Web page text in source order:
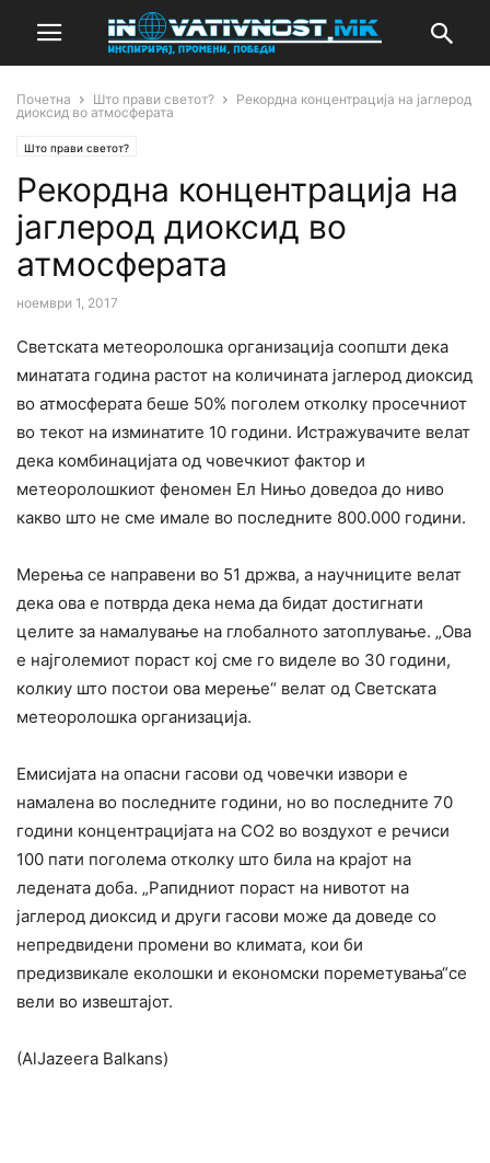
Почетна Што прави светот?
Рекордна концентрација на јаглерод
диоксид во атмосферата
Што прави светот?
Рекордна концентрација на
јаглерод диоксид во
атмосферата
ноември 1, 2017
Светската метеоролошка организација соопшти дека
минатата година растот на количината јаглерод диоксид
во атмосферата беше 50% поголем отколку просечниот
во текот на изминатите 10 години. Истражувачите велат
дека комбинацијата од човечкиот фактор и
метеоролошкиот феномен Ел Нињо доведоа до ниво
какво што не сме имале во последните 800.000 години.
Мерења се направени во 51 држва, а научниците велат
дека ова е потврда дека нема да бидат достигнати
целите за намалување на глобалното затоплување. „Ова
е најголемиот пораст кој сме го виделе во 30 години,
колкиу што постои ова мерење“ велат од Светската
метеоролошка организација.
Емисијата на опасни гасови од човечки извори е
намалена во последните години, но во последните 70
години концентрацијата на СО2 во воздухот е речиси
100 пати поголема отколку што била на крајот на
ледената доба. „Рапидниот пораст на нивотот на
јаглерод диоксид и други гасови може да доведе со
непредвидени промени во климата, кои би
предизвикале еколошки и економски пореметувања“се
вели во извештајот.
(AlJazeera Balkans)